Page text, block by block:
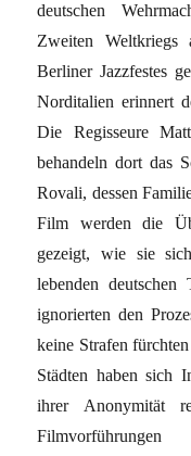
deutschen
Zweiten Weltkriegs
Berliner Jazzfestes
Norditalien erinnert
Die Regisseure
behandeln dort das
Rovali, dessen
Film werden die
gezeigt, wie sie
lebenden
ignorierten den
keine Strafen
Städten haben sich
ihrer Anonymität